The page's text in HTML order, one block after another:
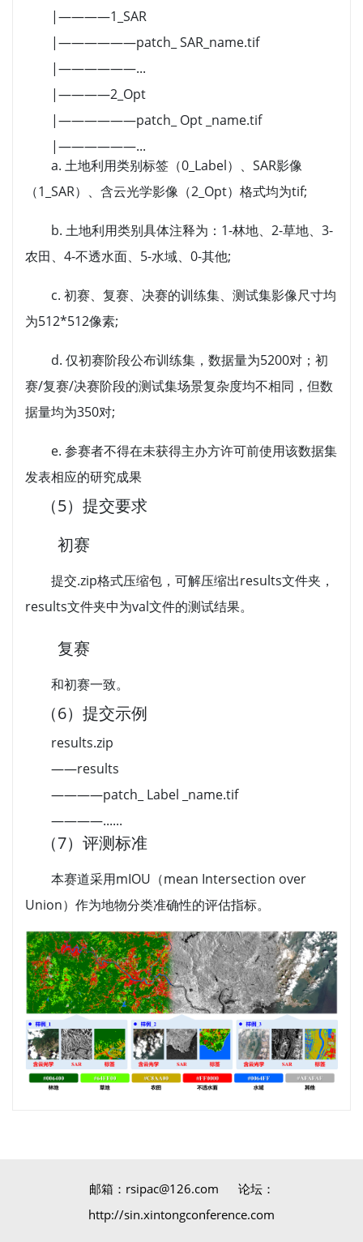
|————1_SAR
|——————patch_ SAR_name.tif
|——————...
|————2_Opt
|——————patch_ Opt _name.tif
|——————...
a. 土地利用类别标签（0_Label）、SAR影像
（1_SAR）、含云光学影像（2_Opt）格式均为tif;
b. 土地利用类别具体注释为：1-林地、2-草地、3-
农田、4-不透水面、5-水域、0-其他;
c. 初赛、复赛、决赛的训练集、测试集影像尺寸均
为512*512像素;
d. 仅初赛阶段公布训练集，数据量为5200对；初
赛/复赛/决赛阶段的测试集场景复杂度均不相同，但数
据量均为350对;
e. 参赛者不得在未获得主办方许可前使用该数据集
发表相应的研究成果
（5）提交要求
初赛
提交.zip格式压缩包，可解压缩出results文件夹，
results文件夹中为val文件的测试结果。
复赛
和初赛一致。
（6）提交示例
results.zip
——results
————patch_ Label _name.tif
————......
（7）评测标准
本赛道采用mIOU（mean Intersection over
Union）作为地物分类准确性的评估指标。
邮箱：rsipac@126.com 论坛：
http://sin.xintongconference.com